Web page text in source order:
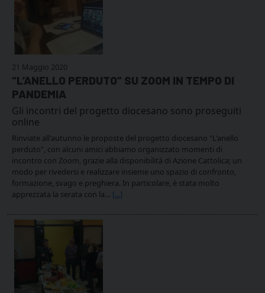
21 Maggio 2020
“L’ANELLO PERDUTO” SU ZOOM IN TEMPO DI
PANDEMIA
Gli incontri del progetto diocesano sono proseguiti
online
Rinviate all'autunno le proposte del progetto diocesano "L'anello
perduto", con alcuni amici abbiamo organizzato momenti di
incontro con Zoom, grazie alla disponibilità di Azione Cattolica; un
modo per rivedersi e realizzare insieme uno spazio di confronto,
formazione, svago e preghiera. In particolare, è stata molto
apprezzata la serata con la… [...]